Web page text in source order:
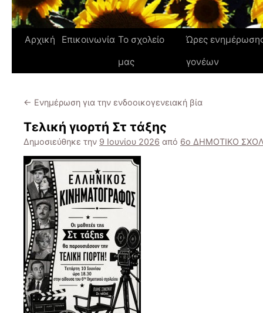
Αρχική Επικοινωνία Το σχολείο
μας
Ώρες
γονέων
← Ενημέρωση για την ενδοοικογενειακή βία
Τελική γιορτή Στ τάξης
Δημοσιεύθηκε την 9 Ιουνίου 2026 από 6ο ΔΗΜΟΤΙΚΟ